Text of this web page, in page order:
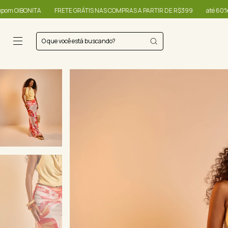
FRETE GRÁTIS NAS COMPRAS A PARTIR DE R$399 até 60% + R$20,00 OFF -